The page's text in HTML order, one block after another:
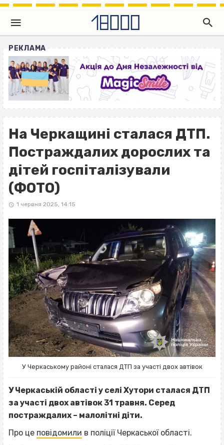
РЕКЛАМА
На Черкащині сталася ДТП.
Постраждалих дорослих та
дітей госпіталізували
(ФОТО)
1 червня 2025, 14:15
У Черкаському районі сталася ДТП за участі двох автівок
У Черкаській області у селі Хутори сталася ДТП
за участі двох автівок 31 травня. Серед
постраждалих – малолітні діти.
Про це повідомили в поліції Черкаської області.